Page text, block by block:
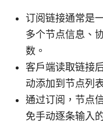
订阅链接通常是
多个节点信息、
数。
客户端读取链接
动添加到节点列
通过订阅，节点
免手动逐条输入